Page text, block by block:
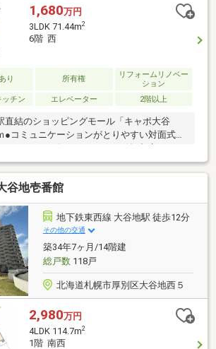
向きリビング・ダイニングは明るく風通し良
着いた雰囲気の和室・片付けやすさに配慮し
収納付き・隣接住戸が少なくプライバシー性
部屋・都市ガスによる給湯暖房▼リフォーム
年12月実施・ユニットバス交換・トイレ交
ングフローリング張替・洋室クッションフロ
1,680万円
3LDK 71.44m2
6階 西
り 所有権
リフォームリノベー
ション
ッチン
エレベーター 2階以上
直結のショッピングモール「キャポ大谷
●コミュニケーションがとりやすい対面式カ
キッチン●リビングはエアコン付●都市ガスセ
房給湯TESシステム〔修繕履歴〕●2020年
◇ウォシュレット付トイレ交換済●時期不
◇壁・クロス貼替え ◇シャンプードレッ
◇キッチン混合栓交換 ◇ガスコンロ交換
レイロット●季節用品やタイヤ保管に便利な
クルーム付※当フロアはエレベーターが停
(停止階：1階・5階・8階・11階)※現状有姿
となります
谷地壱番館
地下鉄東西線 大谷地駅 徒歩12分
その他の交通
築34年7ヶ月/14階建
総戸数118戸
北海道札幌市厚別区大谷地西５
2,980万円
4LDK 114.7m2
1階 南西